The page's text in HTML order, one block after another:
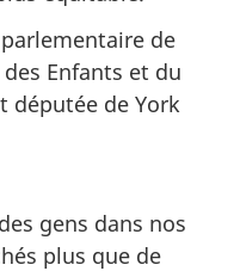
parlementaire de
Enfants et du
députée de York
gens dans nos
plus que de